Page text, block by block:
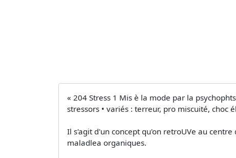
« 204 Stress 1 Mis è la mode par la
stressors • variés : terreur, pro­ miscuité, choc
Il s'agit d'un concept qu'on retroUVe au
maladlea organiques.